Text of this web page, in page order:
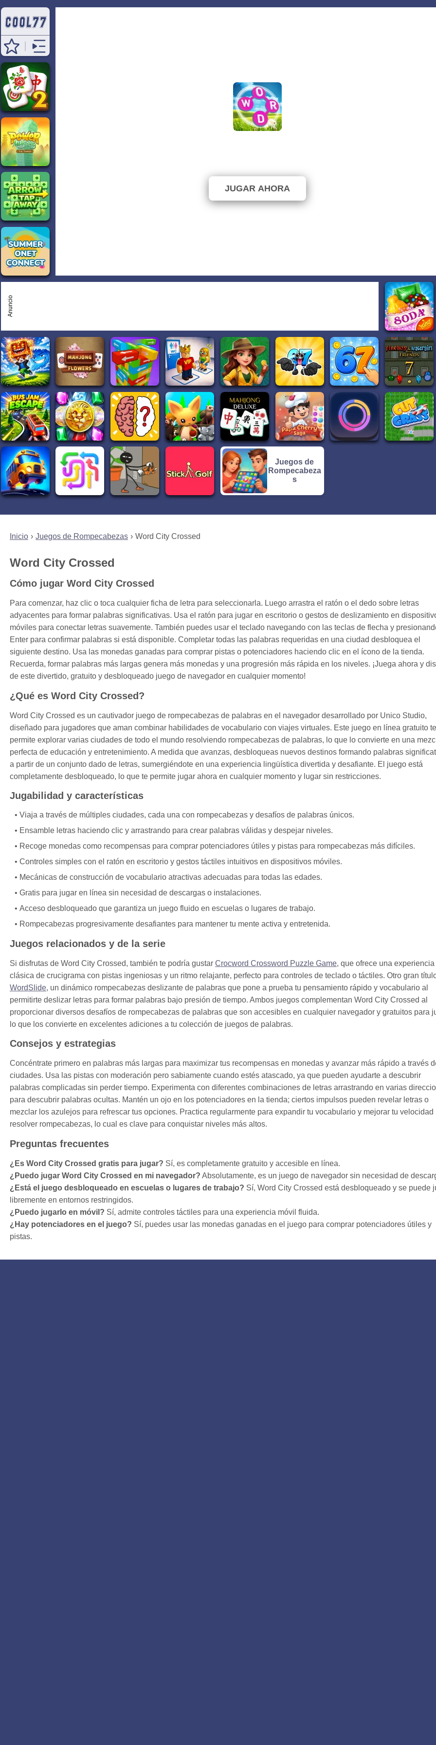
Inicio Juegos de Rompecabezas Word City Crossed
Word City Crossed
Cómo jugar Word City Crossed
Para comenzar, haz clic o toca cualquier ficha de letra para seleccionarla. Luego arrastra el ratón o el dedo sobre letras
adyacentes para formar palabras significativas. Usa el ratón para jugar en escritorio o gestos de deslizamiento en
móviles para conectar letras suavemente. También puedes usar el teclado navegando con las teclas de flecha y
Enter para confirmar palabras si está disponible. Completar todas las palabras requeridas en una ciudad desbloquea el
siguiente destino. Usa las monedas ganadas para comprar pistas o potenciadores haciendo clic en el ícono de la tienda.
Recuerda, formar palabras más largas genera más monedas y una progresión más rápida en los niveles. ¡Juega ahora y
de este divertido, gratuito y desbloqueado juego de navegador en cualquier momento!
¿Qué es Word City Crossed?
Word City Crossed es un cautivador juego de rompecabezas de palabras en el navegador desarrollado por Unico Studio,
diseñado para jugadores que aman combinar habilidades de vocabulario con viajes virtuales. Este juego en línea gratuito te
permite explorar varias ciudades de todo el mundo resolviendo rompecabezas de palabras, lo que lo convierte en una
perfecta de educación y entretenimiento. A medida que avanzas, desbloqueas nuevos destinos formando palabras
a partir de un conjunto dado de letras, sumergiéndote en una experiencia lingüística divertida y desafiante. El juego está
completamente desbloqueado, lo que te permite jugar ahora en cualquier momento y lugar sin restricciones.
Jugabilidad y características
Viaja a través de múltiples ciudades, cada una con rompecabezas y desafíos de palabras únicos.
Ensamble letras haciendo clic y arrastrando para crear palabras válidas y despejar niveles.
Recoge monedas como recompensas para comprar potenciadores útiles y pistas para rompecabezas más difíciles.
Controles simples con el ratón en escritorio y gestos táctiles intuitivos en dispositivos móviles.
Mecánicas de construcción de vocabulario atractivas adecuadas para todas las edades.
Gratis para jugar en línea sin necesidad de descargas o instalaciones.
Acceso desbloqueado que garantiza un juego fluido en escuelas o lugares de trabajo.
Rompecabezas progresivamente desafiantes para mantener tu mente activa y entretenida.
Juegos relacionados y de la serie
Si disfrutas de Word City Crossed, también te podría gustar Crocword Crossword Puzzle Game, que ofrece una experiencia
clásica de crucigrama con pistas ingeniosas y un ritmo relajante, perfecto para controles de teclado o táctiles. Otro gran
WordSlide, un dinámico rompecabezas deslizante de palabras que pone a prueba tu pensamiento rápido y vocabulario al
permitirte deslizar letras para formar palabras bajo presión de tiempo. Ambos juegos complementan Word City Crossed al
proporcionar diversos desafíos de rompecabezas de palabras que son accesibles en cualquier navegador y gratuitos para
lo que los convierte en excelentes adiciones a tu colección de juegos de palabras.
Consejos y estrategias
Concéntrate primero en palabras más largas para maximizar tus recompensas en monedas y avanzar más rápido a través
ciudades. Usa las pistas con moderación pero sabiamente cuando estés atascado, ya que pueden ayudarte a descubrir
palabras complicadas sin perder tiempo. Experimenta con diferentes combinaciones de letras arrastrando en varias
para descubrir palabras ocultas. Mantén un ojo en los potenciadores en la tienda; ciertos impulsos pueden revelar letras o
mezclar los azulejos para refrescar tus opciones. Practica regularmente para expandir tu vocabulario y mejorar tu velocidad
resolver rompecabezas, lo cual es clave para conquistar niveles más altos.
Preguntas frecuentes
¿Es Word City Crossed gratis para jugar? Sí, es completamente gratuito y accesible en línea.
¿Puedo jugar Word City Crossed en mi navegador? Absolutamente, es un juego de navegador sin necesidad de
¿Está el juego desbloqueado en escuelas o lugares de trabajo? Sí, Word City Crossed está desbloqueado y se puede
libremente en entornos restringidos.
¿Puedo jugarlo en móvil? Sí, admite controles táctiles para una experiencia móvil fluida.
¿Hay potenciadores en el juego? Sí, puedes usar las monedas ganadas en el juego para comprar potenciadores útiles y
pistas.
JUGAR AHORA
Anuncio
Juegos de
Rompecabeza
s